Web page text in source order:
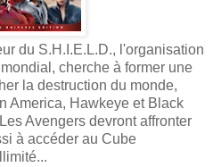
du S.H.I.E.L.D., l'organisation
cherche à former une
la destruction du monde,
America, Hawkeye et Black
Avengers devront affronter
à accéder au Cube